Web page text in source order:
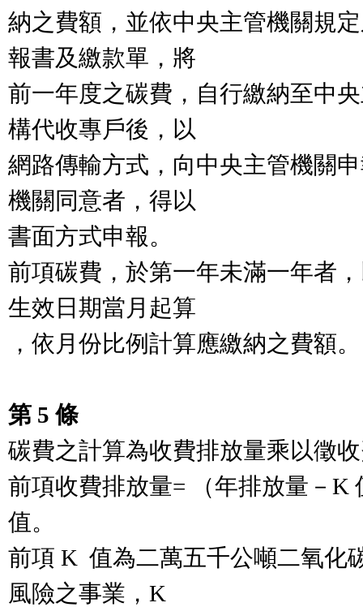
納之費額，並依中央主管機關規
報書及繳款單，將
前一年度之碳費，自行繳納至中
構代收專戶後，以
網路傳輸方式，向中央主管機關
機關同意者，得以
書面方式申報。
前項碳費，於第一年未滿一年者
生效日期當月起算
，依月份比例計算應繳納之費額。
第 5 條
碳費之計算為收費排放量乘以徵
前項收費排放量= （年排放量－K
值。
前項 K  值為二萬五千公噸二氧化
風險之事業，K